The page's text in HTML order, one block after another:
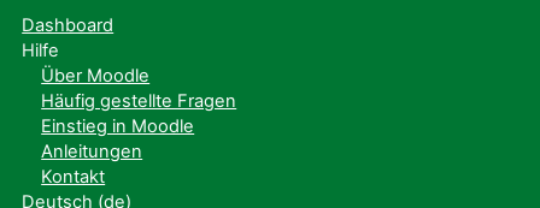
Dashboard
Hilfe
Über Moodle
Häufig gestellte Fragen
Einstieg in Moodle
Anleitungen
Kontakt
Deutsch ‎(de)‎